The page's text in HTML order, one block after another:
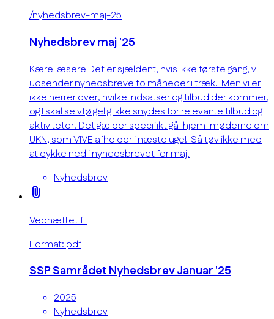
/nyhedsbrev-maj-25
Nyhedsbrev maj '25
Kære læsere Det er sjældent, hvis ikke første gang, vi
udsender nyhedsbreve to måneder i træk. Men vi er
ikke herrer over, hvilke indsatser og tilbud der kommer,
og I skal selvfølgelig ikke snydes for relevante tilbud og
aktiviteter! Det gælder specifikt gå-hjem-møderne om
UKN, som VIVE afholder i næste uge! Så tøv ikke med
at dykke ned i nyhedsbrevet for maj!
Nyhedsbrev
attach_file
Vedhæftet fil
Format: pdf
SSP Samrådet Nyhedsbrev Januar '25
2025
Nyhedsbrev